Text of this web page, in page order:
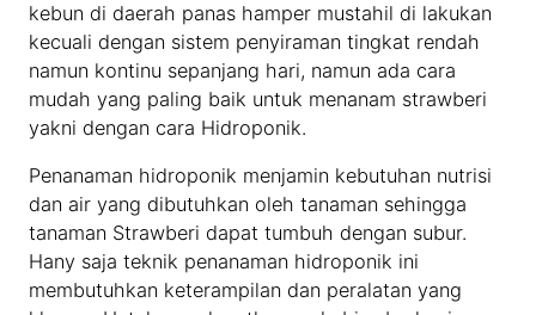
kebun di daerah panas hamper mustahil di lakukan
kecuali dengan sistem penyiraman tingkat rendah
namun kontinu sepanjang hari, namun ada cara
mudah yang paling baik untuk menanam strawberi
yakni dengan cara Hidroponik.
Penanaman hidroponik menjamin kebutuhan nutrisi
dan air yang dibutuhkan oleh tanaman sehingga
tanaman Strawberi dapat tumbuh dengan subur.
Hany saja teknik penanaman hidroponik ini
membutuhkan keterampilan dan peralatan yang